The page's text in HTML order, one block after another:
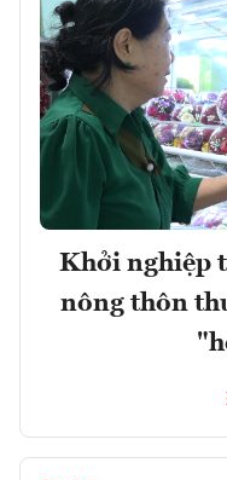
Khởi nghiệp
nông thôn